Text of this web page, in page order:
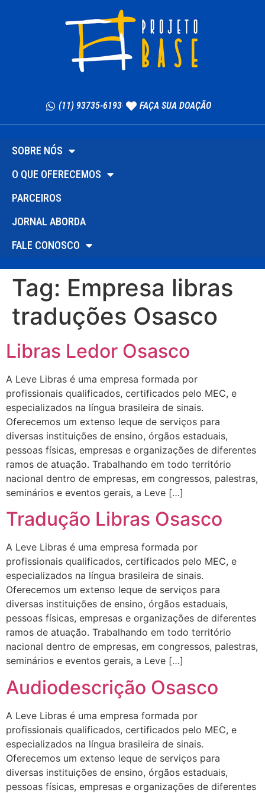
(11) 93735-6193 FAÇA SUA DOAÇÃO
SOBRE NÓS
O QUE OFERECEMOS
PARCEIROS
JORNAL ABORDA
FALE CONOSCO
Tag: Empresa libras
traduções Osasco
Libras Ledor Osasco
A Leve Libras é uma empresa formada por
profissionais qualificados, certificados pelo MEC, e
especializados na língua brasileira de sinais.
Oferecemos um extenso leque de serviços para
diversas instituições de ensino, órgãos estaduais,
pessoas físicas, empresas e organizações de diferentes
ramos de atuação. Trabalhando em todo território
nacional dentro de empresas, em congressos, palestras,
seminários e eventos gerais, a Leve […]
Tradução Libras Osasco
A Leve Libras é uma empresa formada por
profissionais qualificados, certificados pelo MEC, e
especializados na língua brasileira de sinais.
Oferecemos um extenso leque de serviços para
diversas instituições de ensino, órgãos estaduais,
pessoas físicas, empresas e organizações de diferentes
ramos de atuação. Trabalhando em todo território
nacional dentro de empresas, em congressos, palestras,
seminários e eventos gerais, a Leve […]
Audiodescrição Osasco
A Leve Libras é uma empresa formada por
profissionais qualificados, certificados pelo MEC, e
especializados na língua brasileira de sinais.
Oferecemos um extenso leque de serviços para
diversas instituições de ensino, órgãos estaduais,
pessoas físicas, empresas e organizações de diferentes